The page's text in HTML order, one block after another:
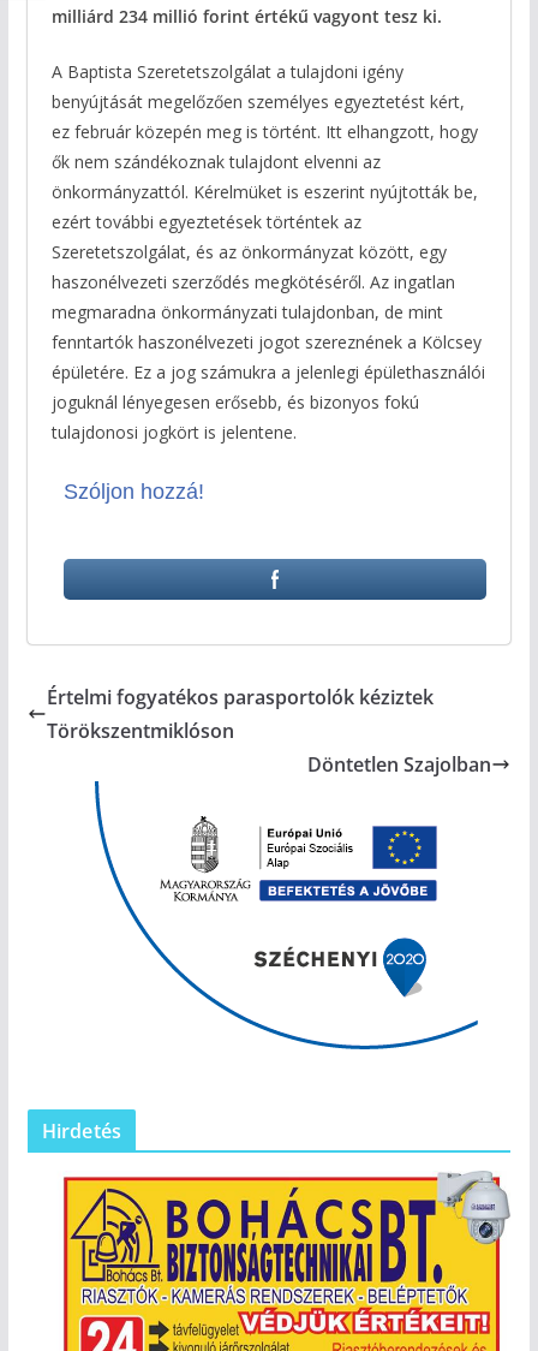
milliárd 234 millió forint értékű vagyont tesz ki.
A Baptista Szeretetszolgálat a tulajdoni igény
benyújtását megelőzően személyes egyeztetést kért,
ez február közepén meg is történt. Itt elhangzott, hogy
ők nem szándékoznak tulajdont elvenni az
önkormányzattól. Kérelmüket is eszerint nyújtották be,
ezért további egyeztetések történtek az
Szeretetszolgálat, és az önkormányzat között, egy
haszonélvezeti szerződés megkötéséről. Az ingatlan
megmaradna önkormányzati tulajdonban, de mint
fenntartók haszonélvezeti jogot szereznének a Kölcsey
épületére. Ez a jog számukra a jelenlegi épülethasználói
joguknál lényegesen erősebb, és bizonyos fokú
tulajdonosi jogkört is jelentene.
Szóljon hozzá!
Értelmi fogyatékos parasportolók kéziztek
Törökszentmiklóson
Döntetlen Szajolban
Hirdetés